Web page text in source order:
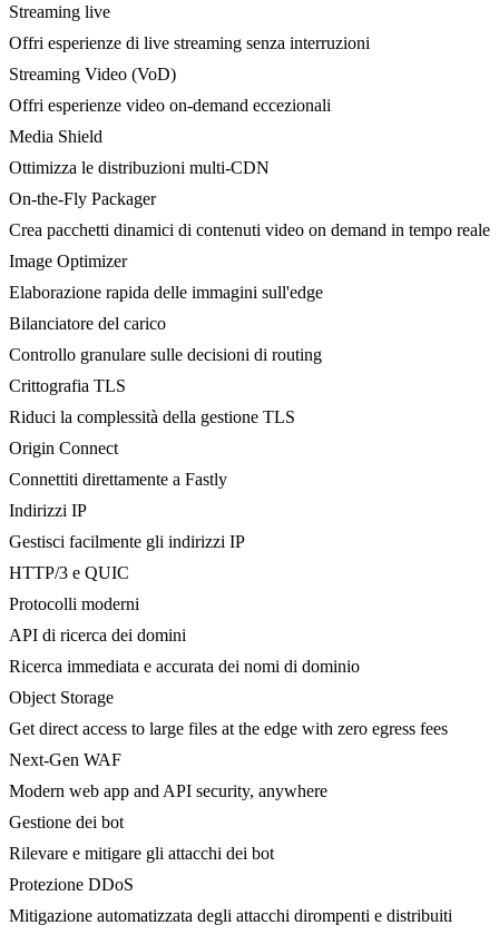
Streaming live
Offri esperienze di live streaming senza interruzioni
Streaming Video (VoD)
Offri esperienze video on-demand eccezionali
Media Shield
Ottimizza le distribuzioni multi-CDN
On-the-Fly Packager
Crea pacchetti dinamici di contenuti video on demand in tempo reale
Image Optimizer
Elaborazione rapida delle immagini sull'edge
Bilanciatore del carico
Controllo granulare sulle decisioni di routing
Crittografia TLS
Riduci la complessità della gestione TLS
Origin Connect
Connettiti direttamente a Fastly
Indirizzi IP
Gestisci facilmente gli indirizzi IP
HTTP/3 e QUIC
Protocolli moderni
API di ricerca dei domini
Ricerca immediata e accurata dei nomi di dominio
Object Storage
Get direct access to large files at the edge with zero egress fees
Next-Gen WAF
Modern web app and API security, anywhere
Gestione dei bot
Rilevare e mitigare gli attacchi dei bot
Protezione DDoS
Mitigazione automatizzata degli attacchi dirompenti e distribuiti